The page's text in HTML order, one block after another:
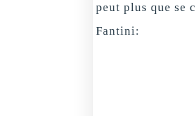
peut plus que se
Fantini: